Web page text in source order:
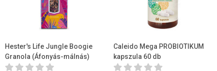
Hester's Life Jungle Boogie
Granola (Áfonyás-málnás)
300g
Caleido Mega PROBIOTIKUM
kapszula 60 db